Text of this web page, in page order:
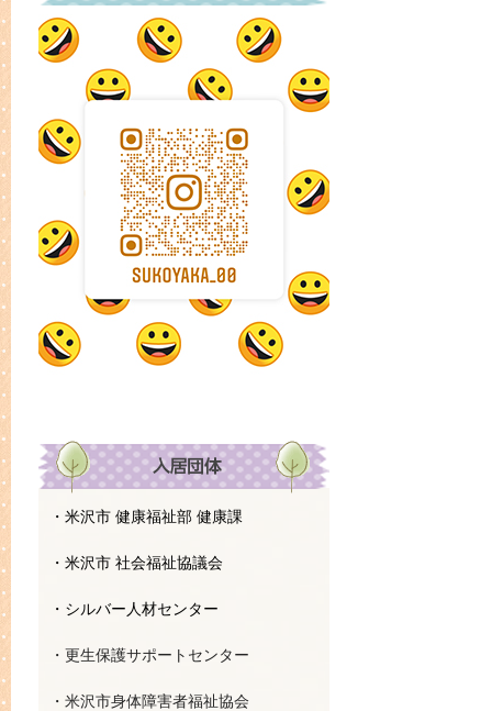
・米沢市 健康福祉部 健康課
・米沢市 社会福祉協議会
・シルバー人材センター
・更生保護サポートセンター
・米沢市身体障害者福祉協会